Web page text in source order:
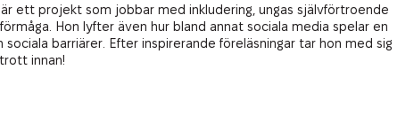
ett projekt som jobbar med inkludering, ungas självförtroende
Hon lyfter även hur bland annat sociala media spelar en
barriärer. Efter inspirerande föreläsningar tar hon med sig
innan!